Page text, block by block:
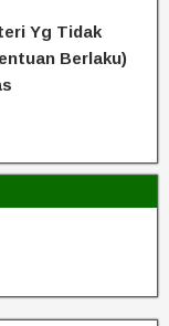
Yg Tidak
Berlaku)